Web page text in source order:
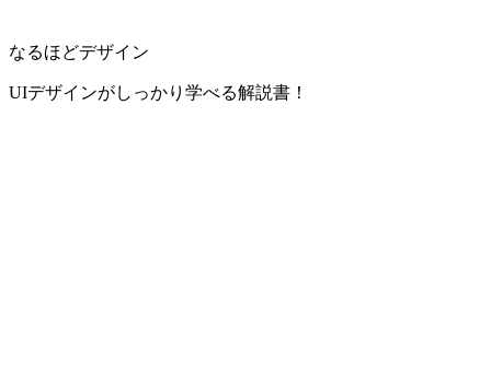
なるほどデザイン
UIデザインがしっかり学べる解説書！